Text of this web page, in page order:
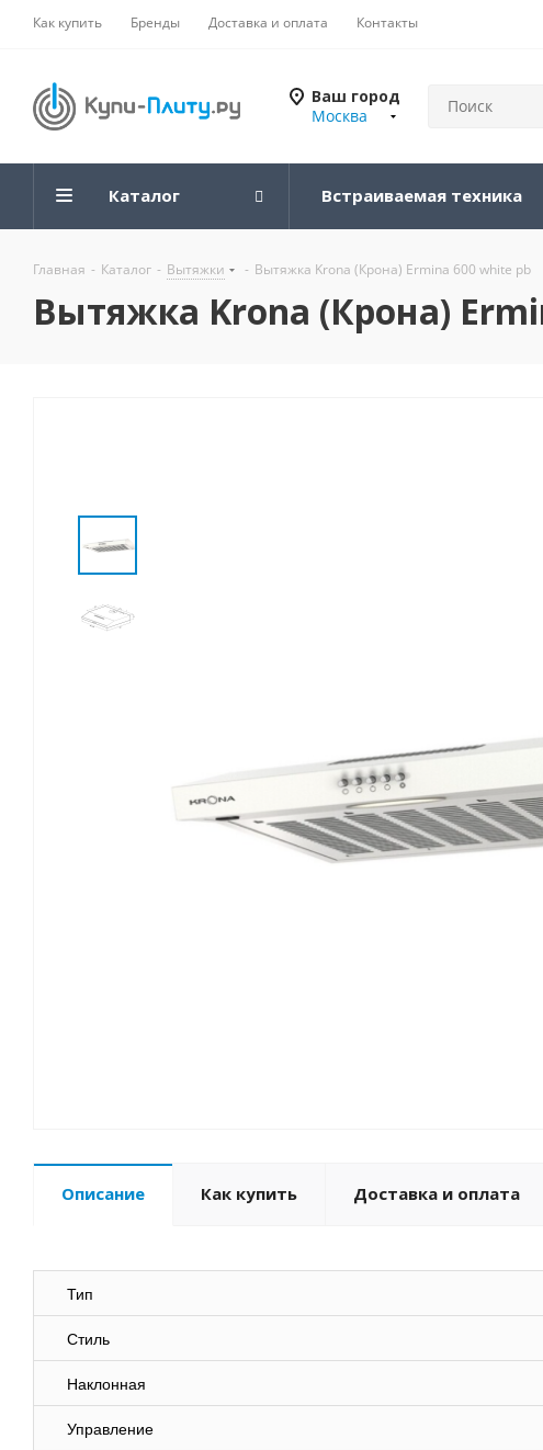
Как купить Бренды Доставка и оплата Контакты
Ваш город
Москва
Каталог Встраиваемая техника
Главная - Каталог - Вытяжки - Вытяжка Krona (Крона) Ermina 600 white pb
Вытяжка Krona (Крона)
Описание Как купить Доставка и оплата
Тип
Стиль
Наклонная
Управление